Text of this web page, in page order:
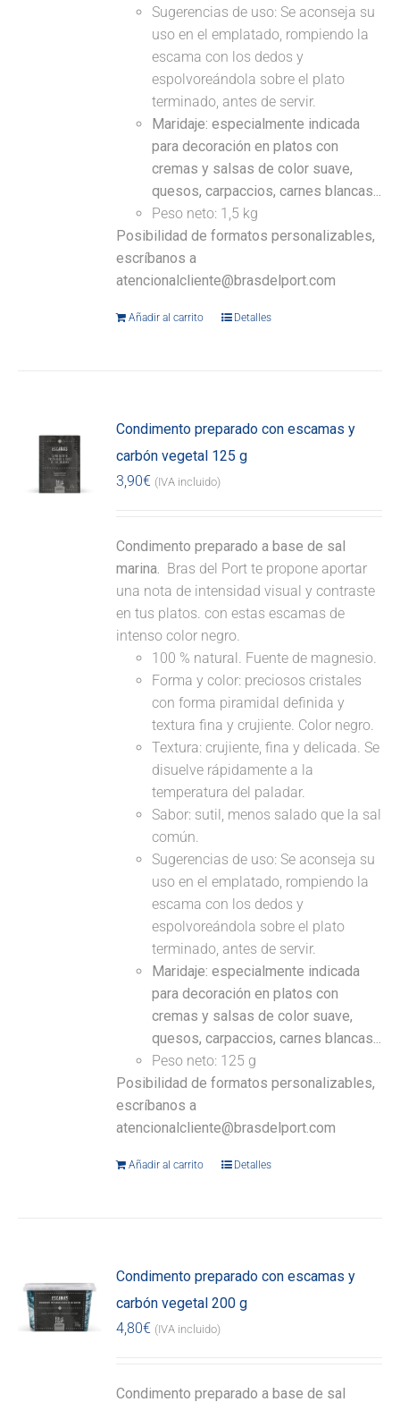
Sugerencias de uso: Se aconseja su
uso en el emplatado, rompiendo la
escama con los dedos y
espolvoreándola sobre el plato
terminado, antes de servir.
Maridaje: especialmente indicada
para decoración en platos con
cremas y salsas de color suave,
quesos, carpaccios, carnes blancas...
Peso neto: 1,5 kg
Posibilidad de formatos personalizables,
escríbanos a
atencionalcliente@brasdelport.com
Añadir al carrito Detalles
Condimento preparado con escamas y
carbón vegetal 125 g
3,90€ (IVA incluido)
Condimento preparado a base de sal
marina. Bras del Port te propone aportar
una nota de intensidad visual y contraste
en tus platos. con estas escamas de
intenso color negro.
100 % natural. Fuente de magnesio.
Forma y color: preciosos cristales
con forma piramidal definida y
textura fina y crujiente. Color negro.
Textura: crujiente, fina y delicada. Se
disuelve rápidamente a la
temperatura del paladar.
Sabor: sutil, menos salado que la sal
común.
Sugerencias de uso: Se aconseja su
uso en el emplatado, rompiendo la
escama con los dedos y
espolvoreándola sobre el plato
terminado, antes de servir.
Maridaje: especialmente indicada
para decoración en platos con
cremas y salsas de color suave,
quesos, carpaccios, carnes blancas...
Peso neto: 125 g
Posibilidad de formatos personalizables,
escríbanos a
atencionalcliente@brasdelport.com
Añadir al carrito Detalles
Condimento preparado con escamas y
carbón vegetal 200 g
4,80€ (IVA incluido)
Condimento preparado a base de sal